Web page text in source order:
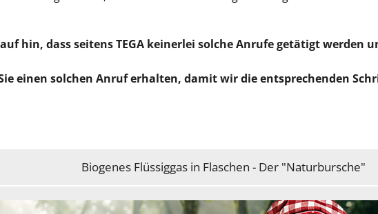
hin, dass seitens TEGA keinerlei solche Anrufe getätigt werden
einen solchen Anruf erhalten, damit wir die entsprechenden
Biogenes Flüssiggas in Flaschen - Der "Naturbursche"